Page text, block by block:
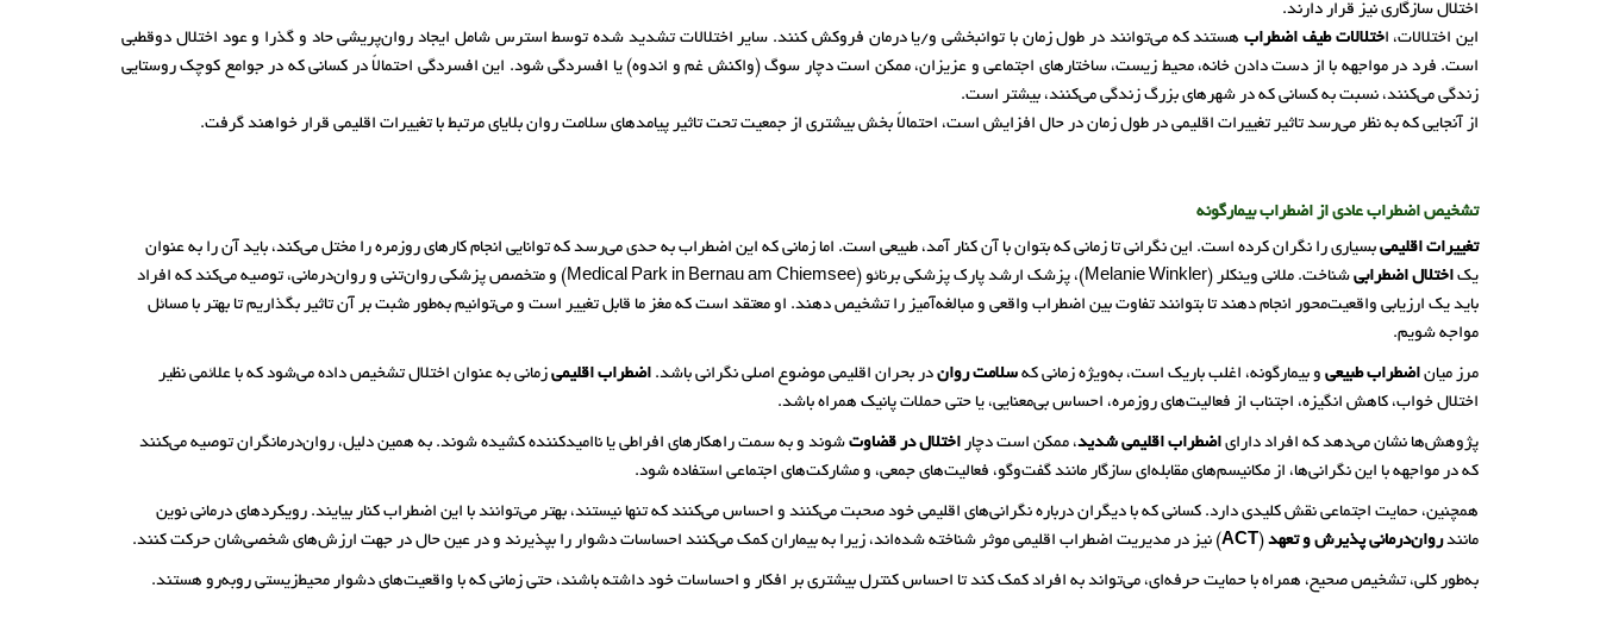
اختلال سازگاری نیز قرار دارند.
این اختلالات، اختلالات طیف اضطراب هستند که می‌توانند در طول زمان با توانبخشی و/یا درمان فروکش کنند. سایر اختلالات تشدید شده توسط استرس شامل ایجاد روان‌پریشی حاد و گذرا و عود اختلال دوقطبی
است. فرد در مواجهه با از دست دادن خانه، محیط زیست، ساختارهای اجتماعی و عزیزان، ممکن است دچار سوگ (واکنش غم و اندوه) یا افسردگی شود. این افسردگی احتمالاً در کسانی که در جوامع کوچک روستایی
زندگی می‌کنند، نسبت به کسانی که در شهرهای بزرگ زندگی می‌کنند، بیشتر است.
از آنجایی که به نظر می‌رسد تاثیر تغییرات اقلیمی در طول زمان در حال افزایش است، احتمالاً بخش بیشتری از جمعیت تحت تاثیر پیامدهای سلامت روان بلایای مرتبط با تغییرات اقلیمی قرار خواهند گرفت.
تشخیص اضطراب عادی از اضطراب بیمارگونه
تغییرات اقلیمی بسیاری را نگران کرده است. این نگرانی تا زمانی که بتوان با آن کنار آمد، طبیعی است. اما زمانی که این اضطراب به حدی می‌رسد که توانایی انجام کارهای روزمره را مختل می‌کند، باید آن را به عنوان
یک اختلال اضطرابی
شناخت. ملانی وینکلر (Melanie Winkler)، پزشک ارشد پارک پزشکی برنائو (Medical Park in Bernau am Chiemsee) و متخصص پزشکی روان‌تنی و روان‌درمانی، توصیه می‌کند که افراد
باید یک ارزیابی واقعیت‌محور انجام دهند تا بتوانند تفاوت بین اضطراب واقعی و مبالغه‌آمیز را تشخیص دهند. او معتقد است که مغز ما قابل تغییر است و می‌توانیم به‌طور مثبت بر آن تاثیر بگذاریم تا بهتر با مسائل
مواجه شویم.
مرز میان اضطراب طبیعی و بیمارگونه، اغلب باریک است، به‌ویژه زمانی که سلامت روان در بحران اقلیمی موضوع اصلی نگرانی باشد. اضطراب اقلیمی زمانی به عنوان اختلال تشخیص داده می‌شود که با علائمی نظیر
اختلال خواب، کاهش انگیزه، اجتناب از فعالیت‌های روزمره، احساس بی‌معنایی، یا حتی حملات پانیک همراه باشد.
پژوهش‌ها نشان می‌دهد که افراد دارای اضطراب اقلیمی شدید، ممکن است دچار اختلال در قضاوت شوند و به سمت راهکارهای افراطی یا ناامیدکننده کشیده شوند. به همین دلیل، روان‌درمانگران توصیه می‌کنند
که در مواجهه با این نگرانی‌ها، از مکانیسم‌های مقابله‌ای سازگار مانند گفت‌وگو، فعالیت‌های جمعی، و مشارکت‌های اجتماعی استفاده شود.
همچنین، حمایت اجتماعی نقش کلیدی دارد. کسانی که با دیگران درباره نگرانی‌های اقلیمی خود صحبت می‌کنند و احساس می‌کنند که تنها نیستند، بهتر می‌توانند با این اضطراب کنار بیایند. رویکردهای درمانی نوین
مانندروان‌درمانی پذیرش و تعهد (
ACT) نیز در مدیریت اضطراب اقلیمی موثر شناخته شده‌اند، زیرا به بیماران کمک می‌کنند احساسات دشوار را بپذیرند و در عین حال در جهت ارزش‌های شخصی‌شان حرکت کنند.
به‌طور کلی، تشخیص صحیح، همراه با حمایت حرفه‌ای، می‌تواند به افراد کمک کند تا احساس کنترل بیشتری بر افکار و احساسات خود داشته باشند، حتی زمانی که با واقعیت‌های دشوار محیط‌زیستی روبه‌رو هستند.